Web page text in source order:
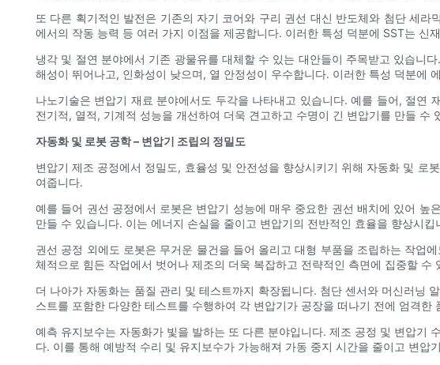
또 다른 획기적인 발전은 기존의 자기 코어와 구리 권선 대신 반도체와 첨단 세
에서의 작동 능력 등 여러 가지 이점을 제공합니다. 이러한 특성 덕분에 SST는
냉각 및 절연 분야에서 기존 광물유를 대체할 수 있는 대안들이 주목받고 있습니
해성이 뛰어나고, 인화성이 낮으며, 열 안정성이 우수합니다. 이러한 특성 덕분에
나노기술은 변압기 재료 분야에서도 두각을 나타내고 있습니다. 예를 들어, 절연
전기적, 열적, 기계적 성능을 개선하여 더욱 견고하고 수명이 긴 변압기를 만들 수
자동화 및 로봇 공학 – 변압기 조립의 정밀도
변압기 제조 공정에서 정밀도, 효율성 및 안전성을 향상시키기 위해 자동화 및
여줍니다.
예를 들어 권선 공정에서 로봇은 변압기 성능에 매우 중요한 권선 배치에 있어
만들 수 있습니다. 이는 에너지 손실을 줄이고 변압기의 전반적인 효율을 향상시킵
권선 공정 외에도 로봇은 무거운 물건을 들어 올리고 대형 부품을 조립하는 작업
체적으로 힘든 작업에서 벗어나 제조의 더욱 복잡하고 전략적인 측면에 집중할 수
더 나아가 자동화는 품질 관리 및 테스트까지 확장됩니다. 첨단 센서와 머신러닝
스트를 포함한 다양한 테스트를 수행하여 각 변압기가 공장을 떠나기 전에 엄격한
예측 유지보수는 자동화가 빛을 발하는 또 다른 분야입니다. 제조 공정 및 변압기
다. 이를 통해 예방적 수리 및 유지보수가 가능해져 가동 중지 시간을 줄이고 변압